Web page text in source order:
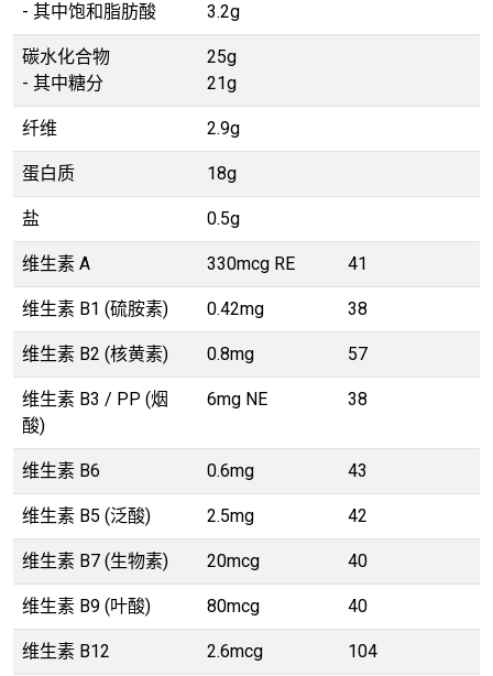
- 其中饱和脂肪酸
3.2g
碳水化合物
- 其中糖分
25g
21g
纤维 2.9g
蛋白质 18g
盐 0.5g
维生素 A 330mcg RE 41
维生素 B1 (硫胺素) 0.42mg 38
维生素 B2 (核黄素) 0.8mg 57
维生素 B3 / PP (烟
酸)
6mg NE 38
维生素 B6 0.6mg 43
维生素 B5 (泛酸) 2.5mg 42
维生素 B7 (生物素) 20mcg 40
维生素 B9 (叶酸) 80mcg 40
维生素 B12 2.6mcg 104